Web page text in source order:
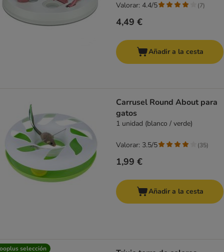
4,49 €
Valorar: 4.4/5 (7)
Añadir a la cesta
Carrusel Round About para
gatos
1 unidad (blanco / verde)
1,99 €
Valorar: 3.5/5 (35)
Añadir a la cesta
selección